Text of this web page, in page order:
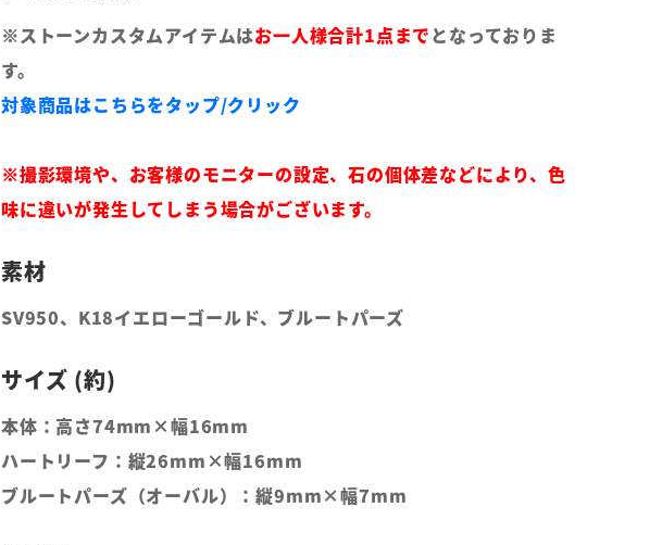
※ストーンカスタムアイテムはお一人様合計1点までとなっておりま
す。
対象商品はこちらをタップ/クリック
※撮影環境や、お客様のモニターの設定、石の個体差などにより、色
味に違いが発生してしまう場合がございます。
SV950、K18イエローゴールド、ブルートパーズ
本体：高さ74mm×幅16mm
ハートリーフ：縦26mm×幅16mm
ブルートパーズ（オーバル）：縦9mm×幅7mm